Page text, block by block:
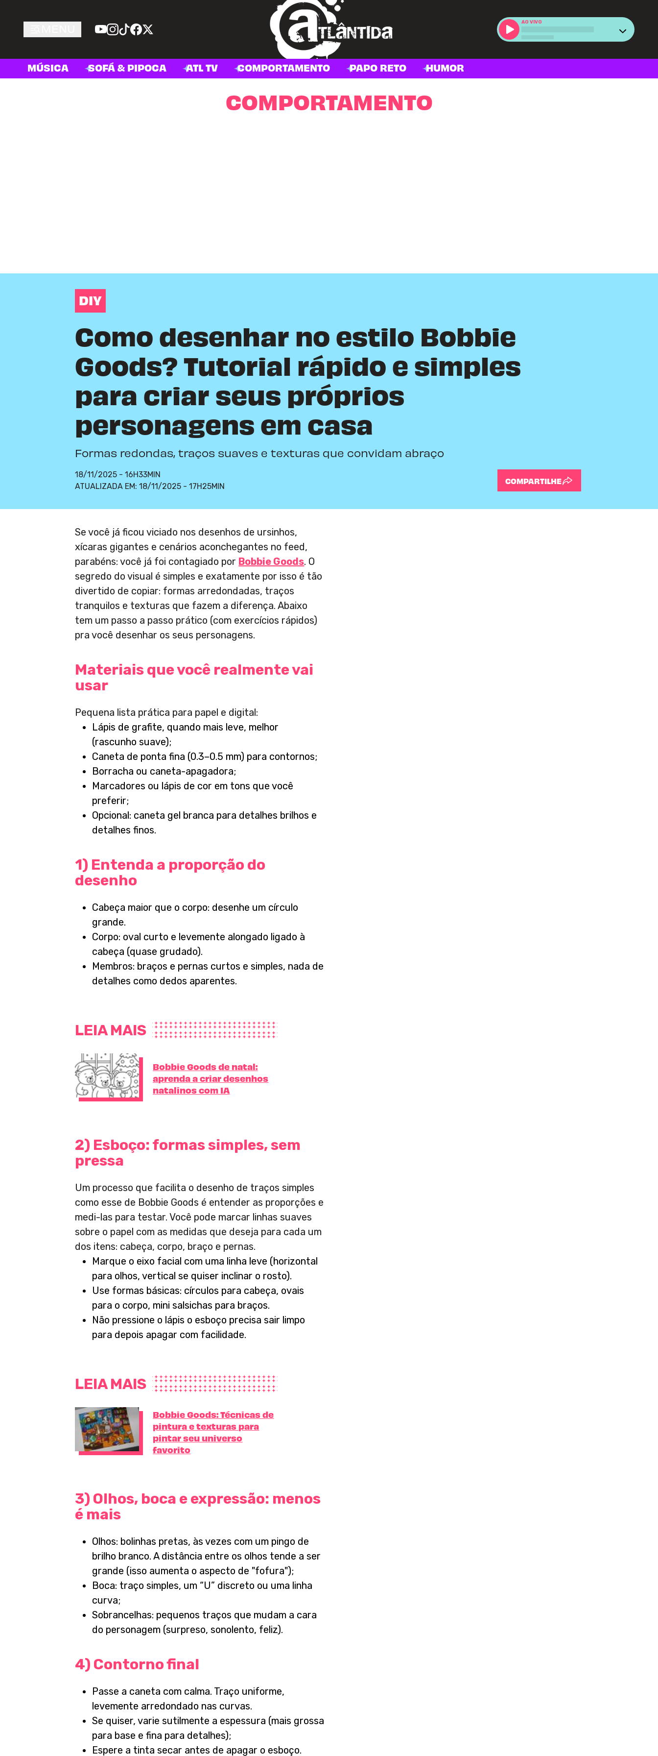
AO VIVO
MÚSICA SOFÁ & PIPOCA ATL TV COMPORTAMENTO PAPO RETO HUMOR
COMPORTAMENTO
DIY
Como desenhar no estilo Bobbie
Goods? Tutorial rápido e simples
para criar seus próprios
personagens em casa
Formas redondas, traços suaves e texturas que convidam abraço
18/11/2025 - 16H33MIN
ATUALIZADA EM:18/11/2025 - 17H25MIN
COMPARTILHE
Se você já ficou viciado nos desenhos de ursinhos,
xícaras gigantes e cenários aconchegantes no feed,
parabéns: você já foi contagiado por Bobbie Goods. O
segredo do visual é simples e exatamente por isso é tão
divertido de copiar: formas arredondadas, traços
tranquilos e texturas que fazem a diferença. Abaixo
tem um passo a passo prático (com exercícios rápidos)
pra você desenhar os seus personagens.
Materiais que você realmente vai
usar
Pequena lista prática para papel e digital:
Lápis de grafite, quando mais leve, melhor
(rascunho suave);
Caneta de ponta fina (0.3–0.5 mm) para contornos;
Borracha ou caneta-apagadora;
Marcadores ou lápis de cor em tons que você
preferir;
Opcional: caneta gel branca para detalhes brilhos e
detalhes finos.
1) Entenda a proporção do
desenho
Cabeça maior que o corpo: desenhe um círculo
grande.
Corpo: oval curto e levemente alongado ligado à
cabeça (quase grudado).
Membros: braços e pernas curtos e simples, nada de
detalhes como dedos aparentes.
LEIA MAIS
Bobbie Goods de natal:
aprenda a criar desenhos
natalinos com IA
2) Esboço: formas simples, sem
pressa
Um processo que facilita o desenho de traços simples
como esse de Bobbie Goods é entender as proporções e
medi-las para testar. Você pode marcar linhas suaves
sobre o papel com as medidas que deseja para cada um
dos itens: cabeça, corpo, braço e pernas.
Marque o eixo facial com uma linha leve (horizontal
para olhos, vertical se quiser inclinar o rosto).
Use formas básicas: círculos para cabeça, ovais
para o corpo, mini salsichas para braços.
Não pressione o lápis o esboço precisa sair limpo
para depois apagar com facilidade.
LEIA MAIS
Bobbie Goods: Técnicas de
pintura e texturas para
pintar seu universo
favorito
3) Olhos, boca e expressão: menos
é mais
Olhos: bolinhas pretas, às vezes com um pingo de
brilho branco. A distância entre os olhos tende a ser
grande (isso aumenta o aspecto de "fofura");
Boca: traço simples, um “U” discreto ou uma linha
curva;
Sobrancelhas: pequenos traços que mudam a cara
do personagem (surpreso, sonolento, feliz).
4) Contorno final
Passe a caneta com calma. Traço uniforme,
levemente arredondado nas curvas.
Se quiser, varie sutilmente a espessura (mais grossa
para base e fina para detalhes);
Espere a tinta secar antes de apagar o esboço.